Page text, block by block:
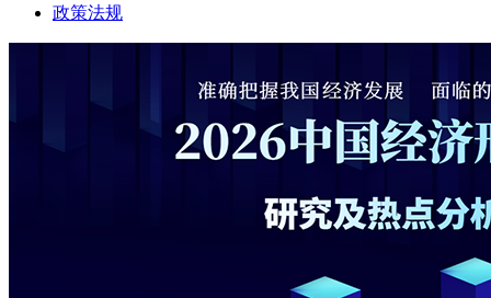
政策法规